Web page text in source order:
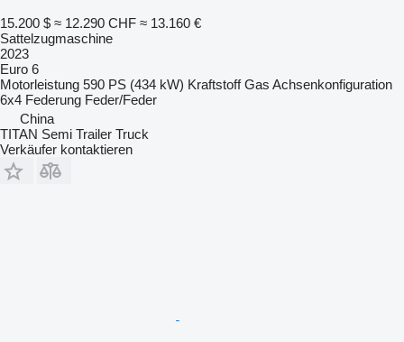
15.200 $ ≈ 12.290 CHF ≈ 13.160 €
Sattelzugmaschine
2023
Euro 6
Motorleistung 590 PS (434 kW) Kraftstoff Gas Achsenkonfiguration
6x4 Federung Feder/Feder
China
TITAN Semi Trailer Truck
Verkäufer kontaktieren